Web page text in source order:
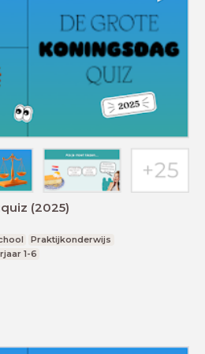
(2025)
Praktijkonderwijs
1-6